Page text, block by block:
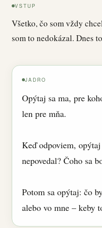
VSTUP
Všetko, čo som vždy
som to nedokázal. Dnes
JADRO
Opýtaj sa ma, pre
len pre mňa.
Keď odpoviem,
nepovedal? Čoho sa
Potom sa opýtaj: čo
alebo vo mne – keby